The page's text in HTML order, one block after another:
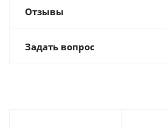
Отзывы
Задать вопрос